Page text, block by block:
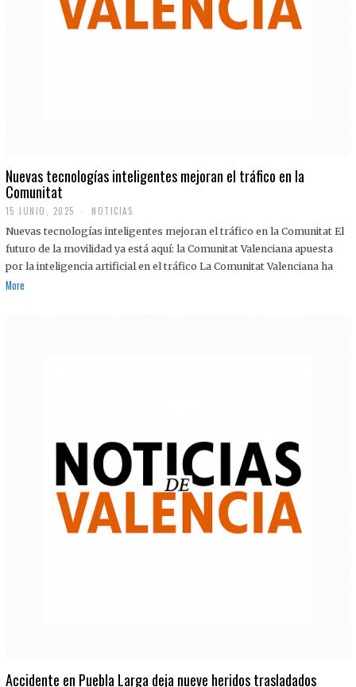
Nuevas tecnologías inteligentes mejoran el tráfico en la
Comunitat
15 JUNIO, 2025 NOTICIAS
Nuevas tecnologías inteligentes mejoran el tráfico en la Comunitat El
futuro de la movilidad ya está aquí: la Comunitat Valenciana apuesta
por la inteligencia artificial en el tráfico La Comunitat Valenciana ha
More
Accidente en Puebla Larga deja nueve heridos trasladados